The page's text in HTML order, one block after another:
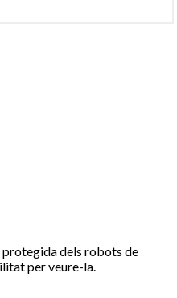
protegida dels robots de
per veure-la.